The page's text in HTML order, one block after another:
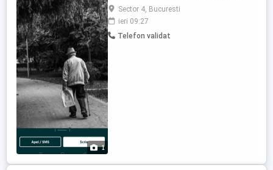
1
superioara,personal calificat și cele mai
bune pachete promoționale.
Sector 4, Bucuresti
ieri 09:27
Telefon validat